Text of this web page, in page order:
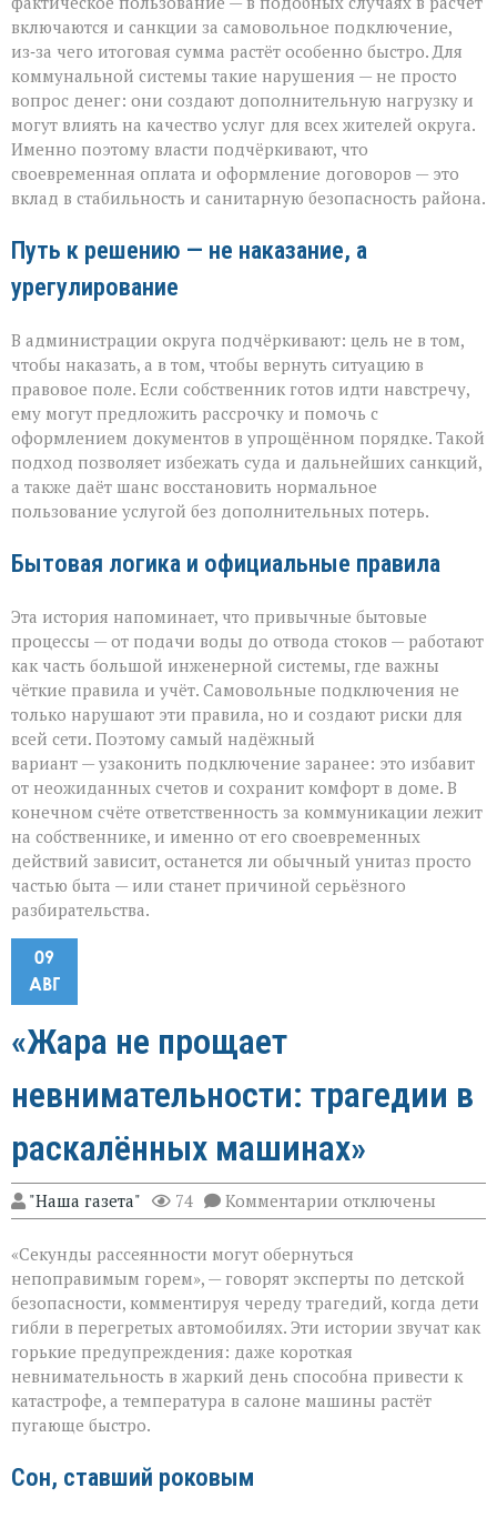
включаются и санкции за самовольное подключение,
из‑за чего итоговая сумма растёт особенно быстро. Для
коммунальной системы такие нарушения — не просто
вопрос денег: они создают дополнительную нагрузку и
могут влиять на качество услуг для всех жителей округа.
Именно поэтому власти подчёркивают, что
своевременная оплата и оформление договоров — это
вклад в стабильность и санитарную безопасность района.
Путь к решению — не наказание, а
урегулирование
В администрации округа подчёркивают: цель не в том,
чтобы наказать, а в том, чтобы вернуть ситуацию в
правовое поле. Если собственник готов идти навстречу,
ему могут предложить рассрочку и помочь с
оформлением документов в упрощённом порядке. Такой
подход позволяет избежать суда и дальнейших санкций,
а также даёт шанс восстановить нормальное
пользование услугой без дополнительных потерь.
Бытовая логика и официальные правила
Эта история напоминает, что привычные бытовые
процессы — от подачи воды до отвода стоков — работают
как часть большой инженерной системы, где важны
чёткие правила и учёт. Самовольные подключения не
только нарушают эти правила, но и создают риски для
всей сети. Поэтому самый надёжный
вариант — узаконить подключение заранее: это избавит
от неожиданных счетов и сохранит комфорт в доме. В
конечном счёте ответственность за коммуникации лежит
на собственнике, и именно от его своевременных
действий зависит, останется ли обычный унитаз просто
частью быта — или станет причиной серьёзного
разбирательства.
09
АВГ
«Жара не прощает
невнимательности: трагедии в
раскалённых машинах»
"Наша газета" 74 Комментарии к
записи
не
прощает
невнимательности:
трагедии
в
раскалённых
машинах»
отключены
«Секунды рассеянности могут обернуться
непоправимым горем», — говорят эксперты по детской
безопасности, комментируя череду трагедий, когда дети
гибли в перегретых автомобилях. Эти истории звучат как
горькие предупреждения: даже короткая
невнимательность в жаркий день способна привести к
катастрофе, а температура в салоне машины растёт
пугающе быстро.
Сон, ставший роковым